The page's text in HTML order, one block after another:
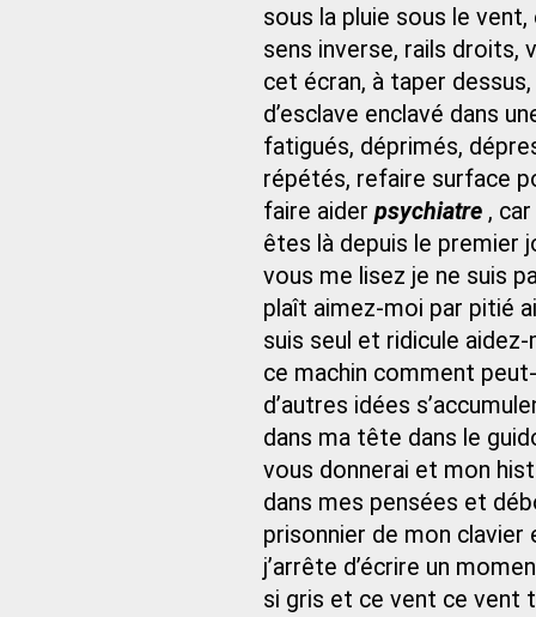
sous la pluie sous le
sens inverse, rails droits,
cet écran, à taper
d’esclave enclavé dans
fatigués, déprimés,
répétés, refaire surface
faire aider psychiatre ,
êtes là depuis le premier
vous me lisez je ne suis
plaît aimez-moi par pitié
suis seul et ridicule
ce machin comment
d’autres idées
dans ma tête dans le
vous donnerai et mon
dans mes pensées et
prisonnier de mon
j’arrête d’écrire un
si gris et ce vent ce vent